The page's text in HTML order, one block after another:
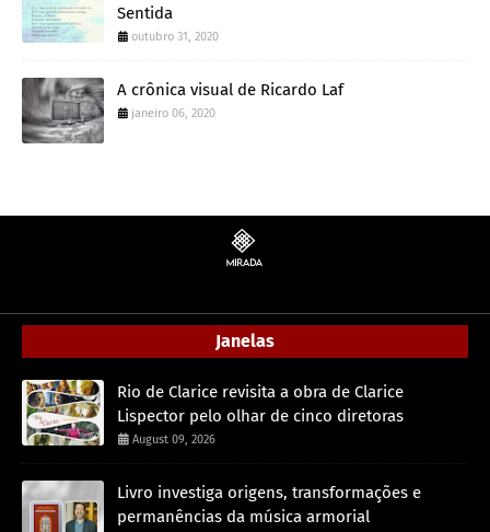
Sentida
outubro 31, 2020
A crônica visual de Ricardo Laf
janeiro 06, 2020
Janelas
Rio de Clarice revisita a obra de Clarice
Lispector pelo olhar de cinco diretoras
August 09, 2026
Livro investiga origens, transformações e
permanências da música armorial